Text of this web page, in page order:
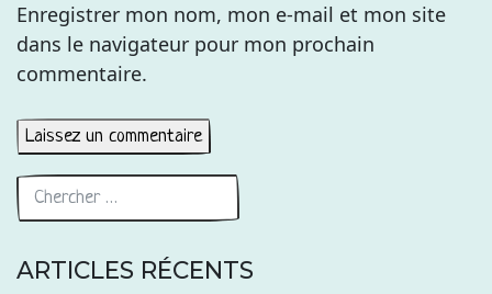
Enregistrer mon nom, mon e-mail et mon site
dans le navigateur pour mon prochain
commentaire.
ARTICLES RÉCENTS